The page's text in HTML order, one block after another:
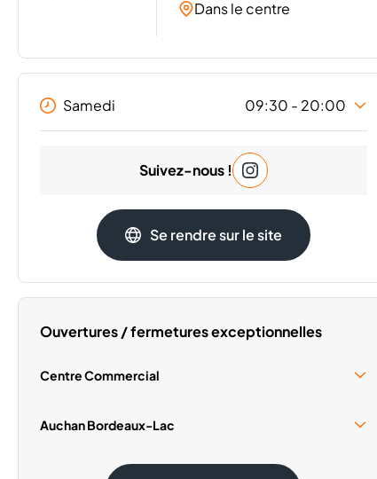
Dans le centre
Samedi 09:30 - 20:00
09:30 - 20:00
09:30 - 20:00
09:30 - 20:00
Vendredi
09:30 - 20:00
Suivez-nous !
Se rendre sur le site
Ouvertures / fermetures exceptionnelles
Centre Commercial
Samedi 15 Août
Auchan Bordeaux-Lac
Samedi 15 Août
08:30 - 20:00